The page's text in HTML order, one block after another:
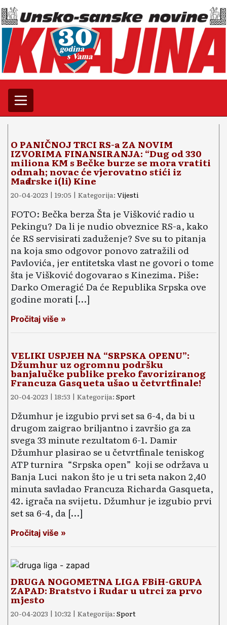
O PANIČNOJ TRCI RS-a ZA NOVIM
IZVORIMA FINANSIRANJA: “Dug od 330
miliona KM s Bečke burze se mora vratiti
odmah; novac će vjerovatno stići iz
Mađarske i(li) Kine
20-04-2023 | 19:05 | Kategorija: Vijesti
FOTO: Bečka berza Šta je Višković radio u
Pekingu? Da li je nudio obveznice RS-a, kako
će RS servisirati zaduženje? Sve su to pitanja
na koja smo odgovor ponovo zatražili od
Pavlovića, jer entitetska vlast ne govori o tome
šta je Višković dogovarao s Kinezima. Piše:
Darko Omeragić Da će Republika Srpska ove
godine morati […]
Pročitaj više »
VELIKI USPJEH NA “SRPSKA OPENU”:
Džumhur uz ogromnu podršku
banjalučke publike preko favoriziranog
Francuza Gasqueta ušao u četvrtfinale!
20-04-2023 | 18:53 | Kategorija: Sport
Džumhur je izgubio prvi set sa 6-4, da bi u
drugom zaigrao briljantno i završio ga za
svega 33 minute rezultatom 6-1. Damir
Džumhur plasirao se u četvrtfinale teniskog
ATP turnira “Srpska open” koji se održava u
Banja Luci nakon što je u tri seta nakon 2,40
minuta savladao Francuza Richarda Gasqueta,
42. igrača na svijetu. Džumhur je izgubio prvi
set sa 6-4, da […]
Pročitaj više »
DRUGA NOGOMETNA LIGA FBiH-GRUPA
ZAPAD: Bratstvo i Rudar u utrci za prvo
mjesto
20-04-2023 | 10:32 | Kategorija: Sport